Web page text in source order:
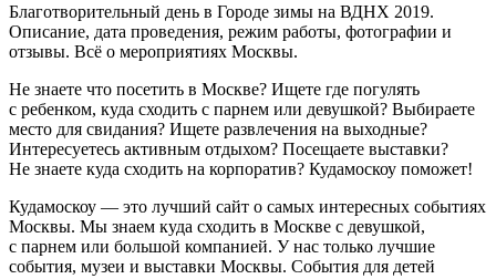
Благотворительный день в Городе зимы на ВДНХ 2019.
Описание, дата проведения, режим работы, фотографии и
отзывы. Всё о мероприятиях Москвы.
Не знаете что посетить в Москве? Ищете где погулять
с ребенком, куда сходить с парнем или девушкой? Выбираете
место для свидания? Ищете развлечения на выходные?
Интересуетесь активным отдыхом? Посещаете выставки?
Не знаете куда сходить на корпоратив? Кудамоскоу поможет!
Кудамоскоу — это лучший сайт о самых интересных событиях
Москвы. Мы знаем куда сходить в Москве с девушкой,
с парнем или большой компанией. У нас только лучшие
события, музеи и выставки Москвы. События для детей